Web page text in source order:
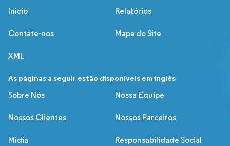
Início Relatórios
Contate-nos Mapa do Site
XML
As páginas a seguir estão disponíveis em inglês
Sobre Nós
Nossa Equipe
Nossos Clientes Nossos Parceiros
Mídia Responsabilidade Social